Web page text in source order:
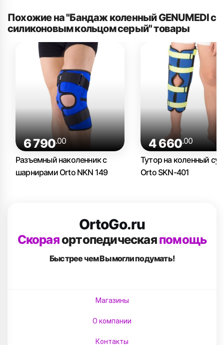
Похожие на "Бандаж коленный GENUMEDI с
силиконовым кольцом серый" товары
6 790.00
Разъемный наколенник с
шарнирами Orto NKN 149
4 660.00
Тутор на коленный
Orto SKN-401
OrtoGo.ru
Скораяортопедическаяпомощь
Быстрее чем Вымогли подумать!
Магазины
О компании
Контакты